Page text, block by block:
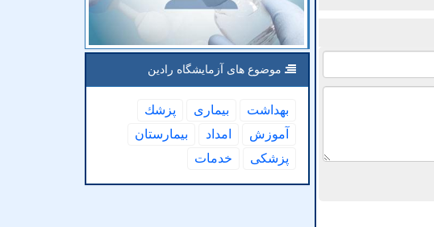
موضوع های آزمایشگاه رادین
بهداشت بیماری
پزشك
آموزش
امداد
بیمارستان
پزشكی
خدمات